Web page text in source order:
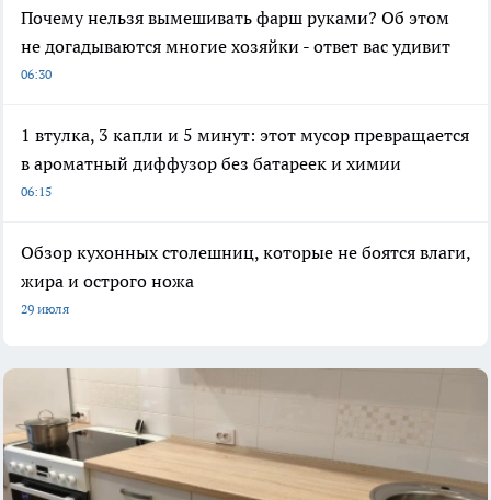
Почему нельзя вымешивать фарш руками? Об этом
не догадываются многие хозяйки - ответ вас удивит
06:30
1 втулка, 3 капли и 5 минут: этот мусор превращается
в ароматный диффузор без батареек и химии
06:15
Обзор кухонных столешниц, которые не боятся влаги,
жира и острого ножа
29 июля